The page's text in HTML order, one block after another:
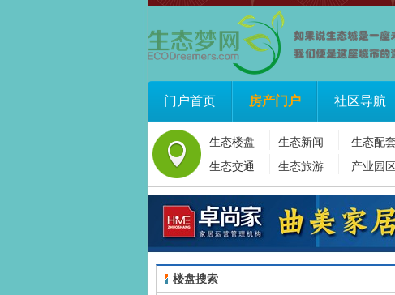
门户首页 房产门户 社区导航
生态楼盘 生态新闻
生态配套
生态交通
生态旅游 产业园
楼盘搜索